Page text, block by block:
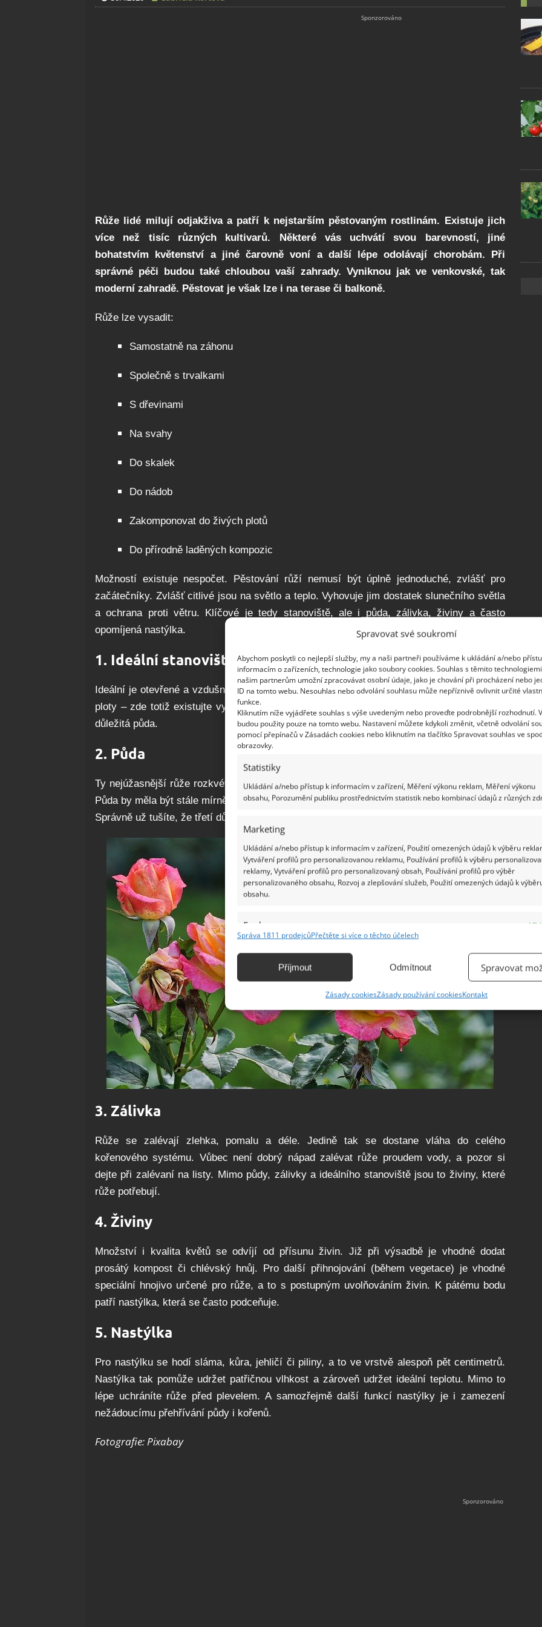
Spravovat své soukromí
Abychom poskytli co nejlepší služby, my a naši partneři používáme k ukládání a/nebo
informacím o zařízeních, technologie jako soubory cookies. Souhlas s těmito
našim partnerům umožní zpracovávat osobní údaje, jako je chování při procházení nebo
ID na tomto webu. Nesouhlas nebo odvolání souhlasu může nepříznivě ovlivnit určité
funkce.
Kliknutím níže vyjádřete souhlas s výše uvedeným nebo proveďte podrobnější rozhodnutí.
budou použity pouze na tomto webu. Nastavení můžete kdykoli změnit, včetně odvolání
pomocí přepínačů v Zásadách cookies nebo kliknutím na tlačítko Spravovat souhlas ve
obrazovky.
Statistiky
Ukládání a/nebo přístup k informacím v zařízení, Měření výkonu reklam, Měření výkonu
obsahu, Porozumění publiku prostřednictvím statistik nebo kombinací údajů z různých
Marketing
Ukládání a/nebo přístup k informacím v zařízení, Použití omezených údajů k výběru
Vytváření profilů pro personalizovanou reklamu, Používání profilů k výběru
reklamy, Vytváření profilů pro personalizovaný obsah, Používání profilů pro výběr
personalizovaného obsahu, Rozvoj a zlepšování služeb, Použití omezených údajů k
obsahu.
Funkce
Identifikace zařízení na základě automaticky přenášených informací.
základě aktivně vyžádaných informací.
Zajištění bezpečnosti, předcházení a zjišťování podvodů a
odstraňování chyb, Poskytování a zobrazování reklamy a obsahu,
Ukládání a sdělování voleb ochrany osobních údajů.
Správa 1811 prodejcůPřečtěte si více o těchto účelech
Příjmout Odmítnout Spravovat
Zásady cookiesZásady používání cookiesKontakt
Růže lidé milují odjakživa a patří k nejstarším pěstovaným rostlinám. Existuje jich
více než tisíc různých kultivarů. Některé vás uchvátí svou barevností, jiné
bohatstvím květenství a jiné čarovně voní a další lépe odolávají chorobám. Při
správné péči budou také chloubou vaší zahrady. Vyniknou jak ve venkovské, tak
moderní zahradě. Pěstovat je však lze i na terase či balkoně.
Růže lze vysadit:
Samostatně na záhonu
Společně s trvalkami
S dřevinami
Na svahy
Do skalek
Do nádob
Zakomponovat do živých plotů
Do přírodně laděných kompozic
Možností existuje nespočet. Pěstování růží nemusí být úplně jednoduché, zvlášť pro
začátečníky. Zvlášť citlivé jsou na světlo a teplo. Vyhovuje jim dostatek slunečního světla
a ochrana proti větru. Klíčové je tedy stanoviště, ale i půda, zálivka, živiny a často
opomíjená nastýlka.
1. Ideální stanoviště
Ideální je otevřené a vzdušné místo, nikoliv někde v koutě, zákoutí ani těsně před živými
ploty – zde totiž existujte vyšší riziko vzniku houbových onemocnění. Jako další bod, je
důležitá půda.
2. Půda
Ty nejúžasnější růže rozkvétají v propustných, hlinitopísčitých půdách s dostatkem živin.
Půda by měla být stále mírně vlhká, především u kořenů. Ovšem nikoliv zcela promáčená.
Správně už tušíte, že třetí důležitý bod je zálivka.
3. Zálivka
Růže se zalévají zlehka, pomalu a déle. Jedině tak se dostane vláha do celého
kořenového systému. Vůbec není dobrý nápad zalévat růže proudem vody, a pozor si
dejte při zalévaní na listy. Mimo půdy, zálivky a ideálního stanoviště jsou to živiny, které
růže potřebují.
4. Živiny
Množství i kvalita květů se odvíjí od přísunu živin. Již při výsadbě je vhodné dodat
prosátý kompost či chlévský hnůj. Pro další přihnojování (během vegetace) je vhodné
speciální hnojivo určené pro růže, a to s postupným uvolňováním živin. K pátému bodu
patří nastýlka, která se často podceňuje.
5. Nastýlka
Pro nastýlku se hodí sláma, kůra, jehličí či piliny, a to ve vrstvě alespoň pět centimetrů.
Nastýlka tak pomůže udržet patřičnou vlhkost a zároveň udržet ideální teplotu. Mimo to
lépe uchráníte růže před plevelem. A samozřejmě další funkcí nastýlky je i zamezení
nežádoucímu přehřívání půdy i kořenů.
Fotografie: Pixabay